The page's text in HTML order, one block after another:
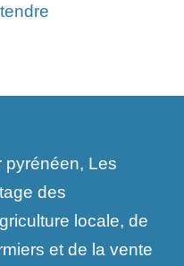
pyrénéen, Les
des
locale, de
et de la vente